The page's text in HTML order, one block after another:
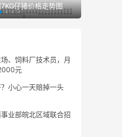
仔猪价格走势图
、饲料厂技术员，月
元
小心一天赔掉一头
事业部皖北区域联合招